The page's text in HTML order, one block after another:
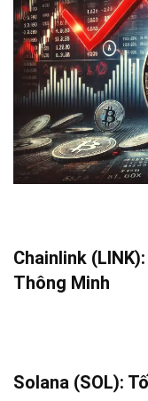
Chainlink
Thông Minh
Solana (SOL):